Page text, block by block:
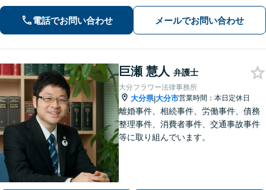
す。どうぞお気軽にお話しください。
【休日面談可】
電話でお問い合わせ メールでお問い合わせ
巨瀬 慧人 弁護士
大分フラワー法律事務所
大分県|大分市営業時間：本日定休日
離婚事件、相続事件、労働事件、債務
整理事件、消費者事件、交通事故事件
等に取り組んでいます。